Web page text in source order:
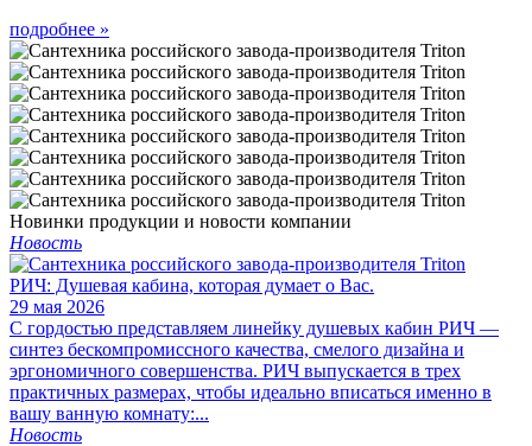
подробнее »
Новинки продукции и новости компании
Новость
РИЧ: Душевая кабина, которая думает о Вас.
29 мая 2026
С гордостью представляем линейку душевых кабин РИЧ —
синтез бескомпромиссного качества, смелого дизайна и
эргономичного совершенства. РИЧ выпускается в трех
практичных размерах, чтобы идеально вписаться именно в
вашу ванную комнату:...
Новость